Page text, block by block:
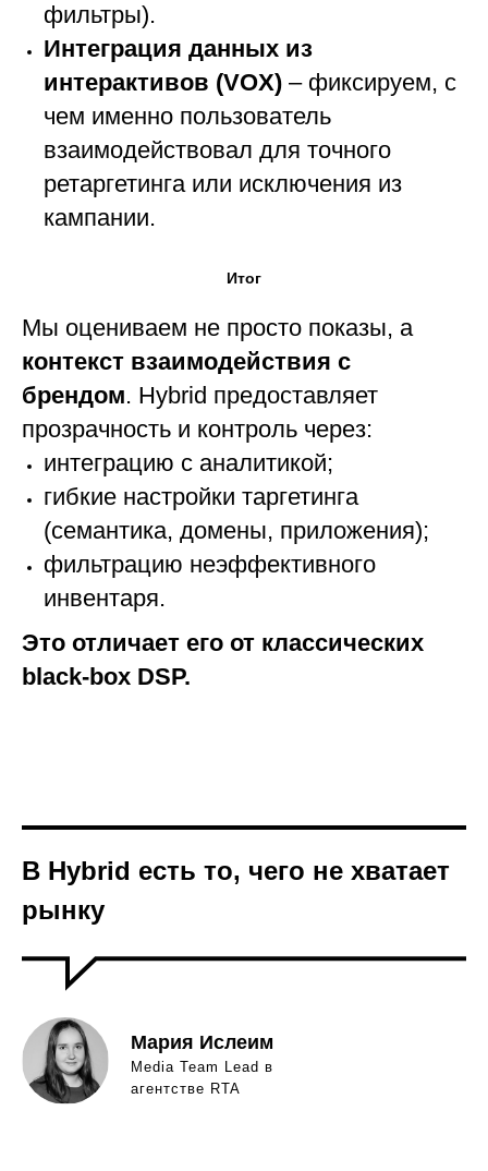
фильтры).
Интеграция данных из
интерактивов (VOX) – фиксируем, с
чем именно пользователь
взаимодействовал для точного
ретаргетинга или исключения из
кампании.
Итог
Мы оцениваем не просто показы, а
контекст взаимодействия с
брендом. Hybrid предоставляет
прозрачность и контроль через:
интеграцию с аналитикой;
гибкие настройки таргетинга
(семантика, домены, приложения);
фильтрацию неэффективного
инвентаря.
Это отличает его от классических
black-box DSP.
В Hybrid есть то, чего не хватает
рынку
Мария Ислеим
Media Team Lead в
агентстве RTA